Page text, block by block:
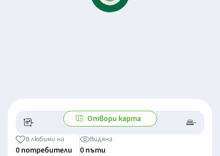
- -/- -
Отвори карта
В любими на
0 потребители
Видяна
0 пъти